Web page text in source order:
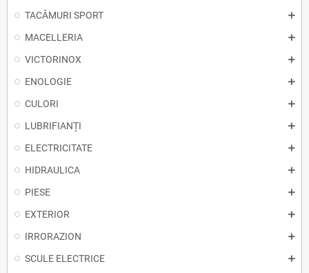
TACÂMURI SPORT
MACELLERIA
VICTORINOX
ENOLOGIE
CULORI
LUBRIFIANȚI
ELECTRICITATE
HIDRAULICA
PIESE
EXTERIOR
IRRORAZION
SCULE ELECTRICE